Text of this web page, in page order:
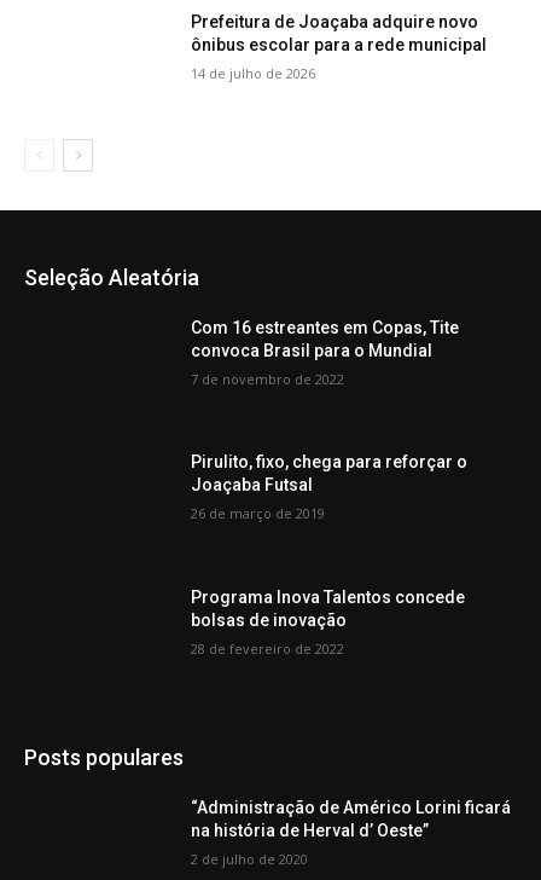
Prefeitura de Joaçaba adquire novo
ônibus escolar para a rede municipal
14 de julho de 2026
Seleção Aleatória
Com 16 estreantes em Copas, Tite
convoca Brasil para o Mundial
7 de novembro de 2022
Pirulito, fixo, chega para reforçar o
Joaçaba Futsal
26 de março de 2019
Programa Inova Talentos concede
bolsas de inovação
28 de fevereiro de 2022
Posts populares
“Administração de Américo Lorini ficará
na história de Herval d’ Oeste”
2 de julho de 2020